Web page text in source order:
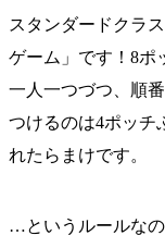
スタンダードクラ
ゲーム」です！8ポ
一人一つづつ、順
つけるのは4ポッチ
れたらまけです。
…というルールなの